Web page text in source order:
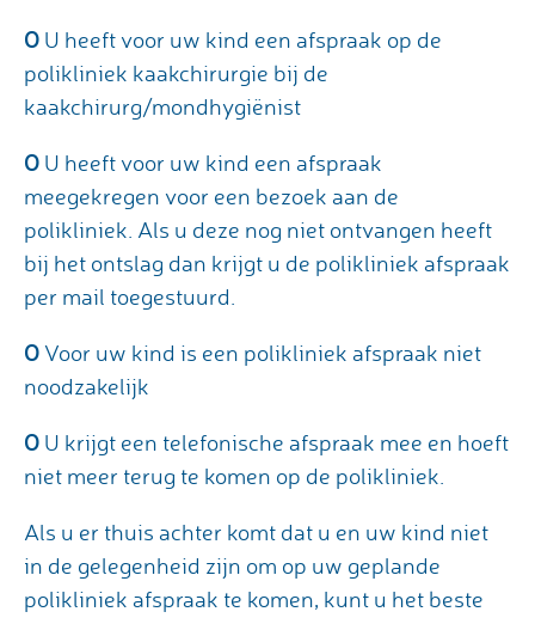
O U heeft voor uw kind een afspraak op de
polikliniek kaakchirurgie bij de
kaakchirurg/mondhygiënist
O U heeft voor uw kind een afspraak
meegekregen voor een bezoek aan de
polikliniek. Als u deze nog niet ontvangen heeft
bij het ontslag dan krijgt u de polikliniek afspraak
per mail toegestuurd.
OVoor uw kind is een polikliniek afspraak niet
noodzakelijk
O U krijgt een telefonische afspraak mee en hoeft
niet meer terug te komen op de polikliniek.
Als u er thuis achter komt dat u en uw kind niet
in de gelegenheid zijn om op uw geplande
polikliniek afspraak te komen, kunt u het beste